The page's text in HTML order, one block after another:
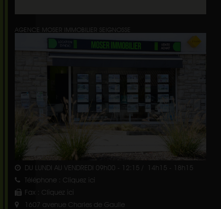
AGENCE MOSER IMMOBILIER SEIGNOSSE
DU LUNDI AU VENDREDI 09h00 - 12:15 / 14h15 - 18h15
Téléphone : Cliquez ici
Fax : Cliquez ici
1607 avenue Charles de Gaulle